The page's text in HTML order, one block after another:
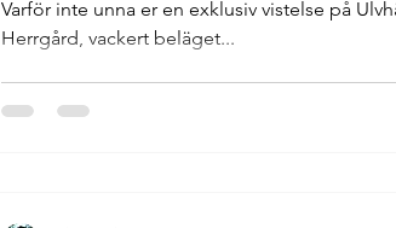
Varför inte unna er en exklusiv vistelse på
Herrgård, vackert beläget...